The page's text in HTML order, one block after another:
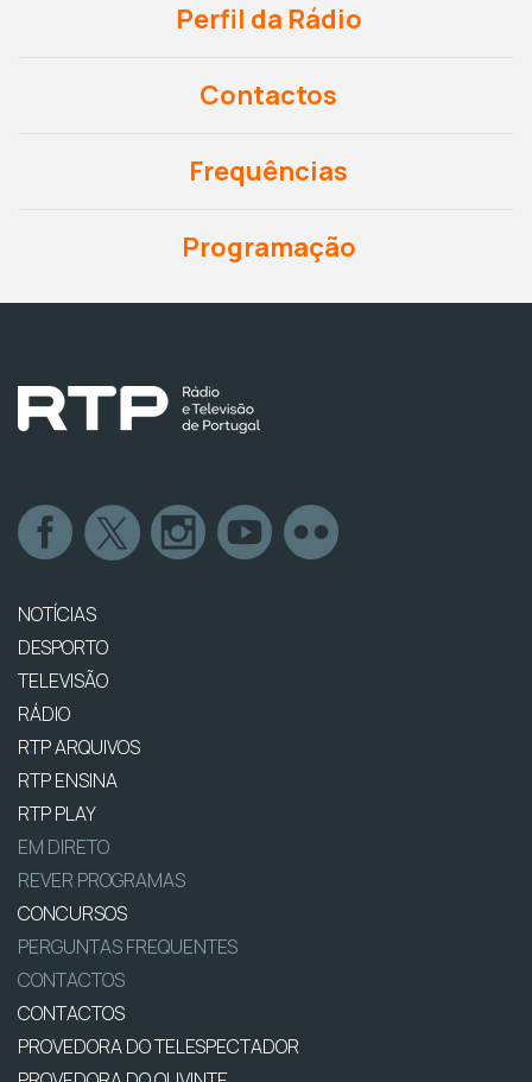
Perfil da Rádio
Contactos
Frequências
Programação
NOTÍCIAS
DESPORTO
TELEVISÃO
RÁDIO
RTP ARQUIVOS
RTP ENSINA
RTP PLAY
EM DIRETO
REVER PROGRAMAS
CONCURSOS
PERGUNTAS FREQUENTES
CONTACTOS
CONTACTOS
PROVEDORA DO TELESPECTADOR